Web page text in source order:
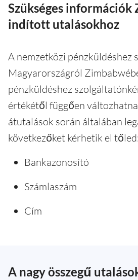
Szükséges információk
indított utalásokhoz
A nemzetközi pénzküldéshez
Magyarországról
pénzküldéshez
értékétől függően
átutalások során általában
következőket kérhetik el
Bankazonosító
Számlaszám
Cím
A nagy összegű